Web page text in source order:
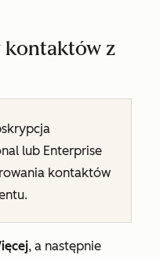
kontaktów z
lub Enterprise
kontaktów
, a następnie